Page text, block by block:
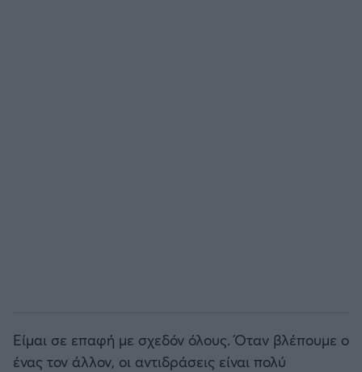
Είμαι σε επαφή με σχεδόν όλους. Όταν βλέπουμε ο
ένας τον άλλον, οι αντιδράσεις είναι πολύ